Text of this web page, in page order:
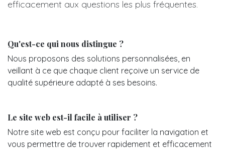
efficacement aux questions les plus fréquentes.
Qu'est-ce qui nous distingue ?
Nous proposons des solutions personnalisées, en
veillant à ce que chaque client reçoive un service de
qualité supérieure adapté à ses besoins.
Le site web est-il facile à utiliser ?
Notre site web est conçu pour faciliter la navigation et
vous permettre de trouver rapidement et efficacement